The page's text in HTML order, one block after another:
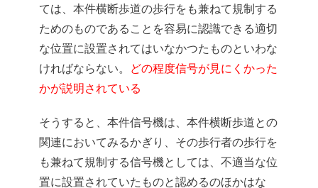
ては、本件横断歩道の歩行をも兼ねて規制する
ためのものであることを容易に認識できる適切
な位置に設置されてはいなかつたものといわな
ければならない。 どの程度信号が見にくかった
かが説明されている
そうすると、本件信号機は、本件横断歩道との
関連においてみるかぎり、その歩行者の歩行を
も兼ねて規制する信号機としては、不適当な位
置に設置されていたものと認めるのほかはな